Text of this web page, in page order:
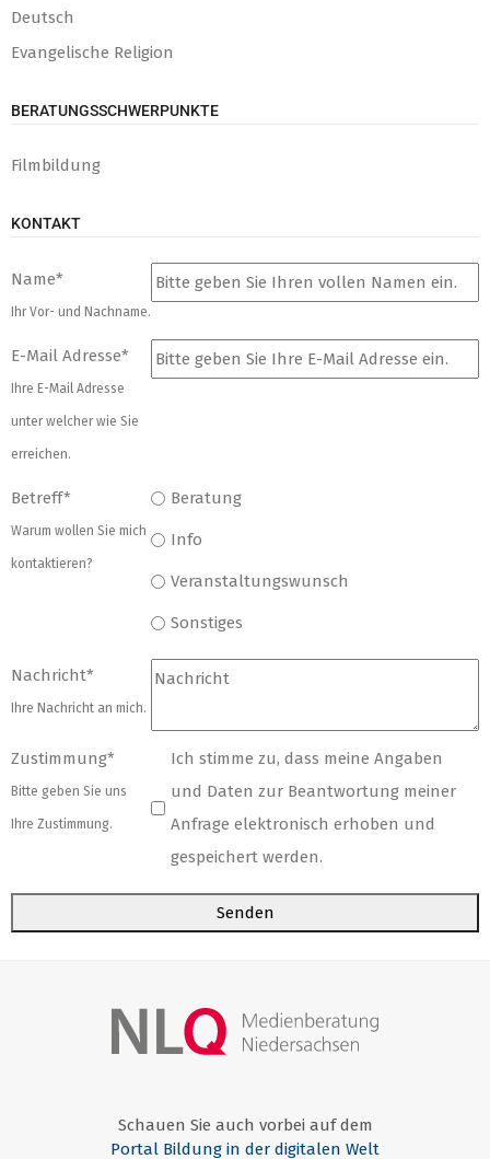
Deutsch
Evangelische Religion
BERATUNGSSCHWERPUNKTE
Filmbildung
KONTAKT
Name*
Ihr Vor- und Nachname.
E-Mail Adresse*
Ihre E-Mail Adresse
unter welcher wie Sie
erreichen.
Betreff*
Warum wollen Sie mich
kontaktieren?
Beratung
Info
Veranstaltungswunsch
Sonstiges
Nachricht*
Ihre Nachricht an mich.
Zustimmung*
Bitte geben Sie uns
Ihre Zustimmung.
Ich stimme zu, dass meine Angaben
und Daten zur Beantwortung meiner
Anfrage elektronisch erhoben und
gespeichert werden.
Senden
Schauen Sie auch vorbei auf dem
Portal Bildung in der digitalen Welt